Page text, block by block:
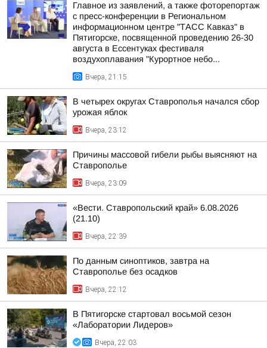
Главное из заявлений, а также фоторепортаж
с пресс-конференции в Региональном
информационном центре "ТАСС Кавказ" в
Пятигорске, посвященной проведению 26-30
августа в Ессентуках фестиваля
воздухоплавания "Курортное небо...
Вчера, 21:15
В четырех округах Ставрополья начался сбор
урожая яблок
Вчера, 23:12
Причины массовой гибели рыбы выясняют на
Ставрополье
Вчера, 23:09
«Вести. Ставропольский край» 6.08.2026
(21.10)
Вчера, 22:39
По данным синоптиков, завтра на
Ставрополье без осадков
Вчера, 22:12
В Пятигорске стартовал восьмой сезон
«Лаборатории Лидеров»
Вчера, 22:03